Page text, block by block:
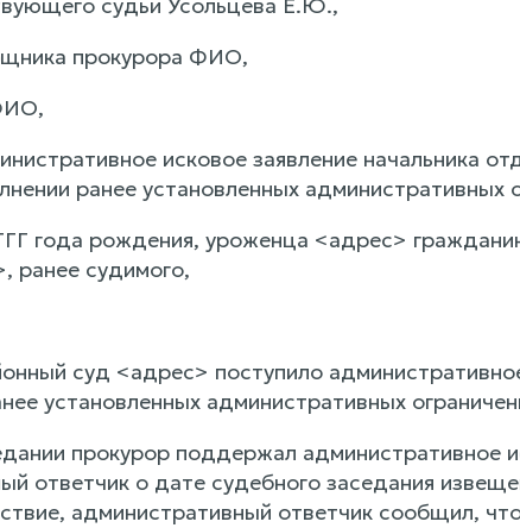
прокурора ФИО,
исковое заявление начальника
ранее установленных административных
рождения, уроженца <адрес>
ранее судимого,
суд <адрес> поступило
установленных административных
прокурор поддержал административное
ответчик о дате судебного заседания
административный ответчик сообщил,